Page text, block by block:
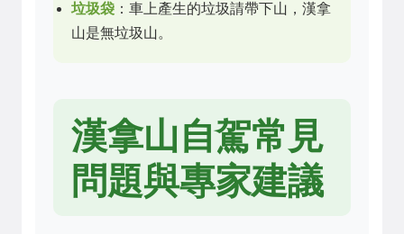
垃圾袋 ：車上產生的垃圾請帶下山，漢拿
山是無垃圾山。
漢拿山自駕常見
問題與專家建議